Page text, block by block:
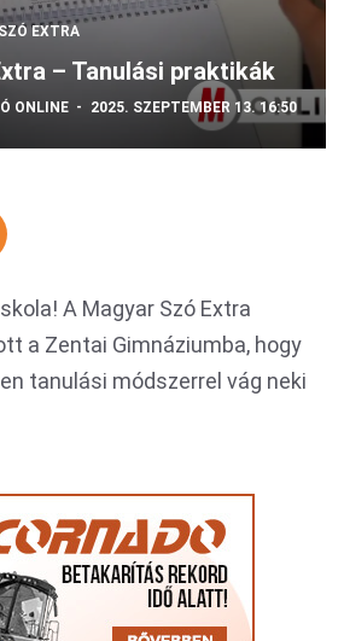
EXTRA
– Tanulási praktikák
ONLINE 2025. SZEPTEMBER 13. 16:50
A Magyar Szó Extra
a Zentai Gimnáziumba, hogy
tanulási módszerrel vág neki